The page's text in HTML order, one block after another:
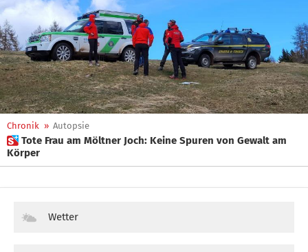
Chronik » Autopsie
 Tote Frau am Möltner Joch: Keine Spuren von Gewalt am
Körper
Wetter